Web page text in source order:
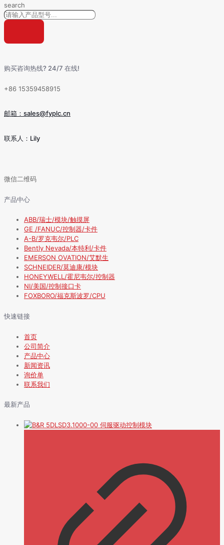
search
购买咨询热线? 24/7 在线!
+86 15359458915
邮箱：sales@fyplc.cn
联系人：Lily
微信二维码
产品中心
ABB/瑞士/模块/触摸屏
GE /FANUC/控制器/卡件
A-B/罗克韦尔/PLC
Bently Nevada/本特利/卡件
EMERSON OVATION/艾默生
SCHNEIDER/莫迪康/模块
HONEYWELL/霍尼韦尔/控制器
NI/美国/控制接口卡
FOXBORO/福克斯波罗/CPU
快速链接
首页
公司简介
产品中心
新闻资讯
询价单
联系我们
最新产品